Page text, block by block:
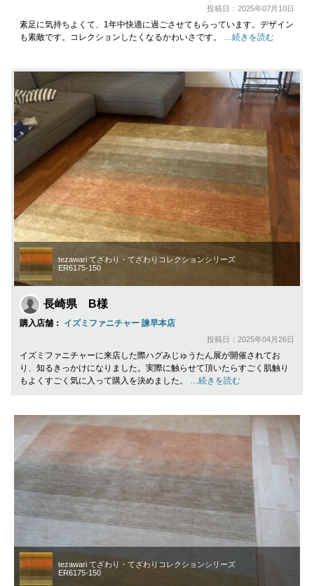
投稿日：2025年07月10日
素足に気持ちよくて、1年中快適に過ごさせてもらっています。デザイン
も素敵です。コレクションしたくなるかわいさです。
…続きを読む
tezawari てざわり・てざわりコレクションシリーズ
ER6175-150
長崎県 B様
購入店舗： イズミファニチャー 諫早本店
投稿日：2025年04月26日
イズミファニチャーに来店した際ハグみじゅうたん展が開催されてお
り、知るきっかけになりました。実際に触らせて頂いたらすごく肌触り
もよくすごく気に入って購入を決めました。
…続きを読む
tezawari てざわり・てざわりコレクションシリーズ
ER6175-150